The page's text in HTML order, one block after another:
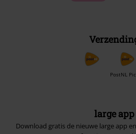
PostNL
large app
Download gratis de nieuwe large app